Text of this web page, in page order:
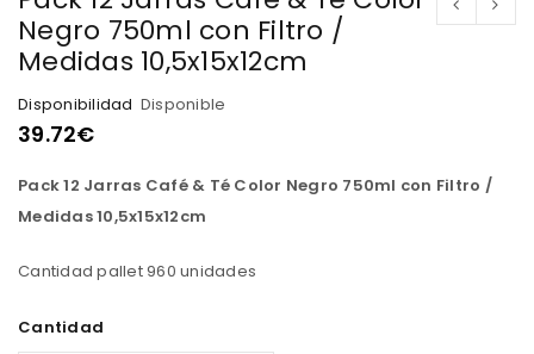
Negro 750ml con Filtro /
Medidas 10,5x15x12cm
Disponibilidad Disponible
39.72€
Pack 12 Jarras Café & Té Color Negro 750ml con Filtro /
Medidas 10,5x15x12cm
Cantidad pallet 960 unidades
Cantidad